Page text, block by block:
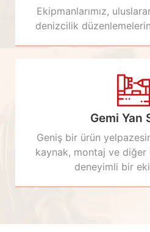
Ekipmanlarımız,
denizcilik
Gemi Yan
Geniş bir ürün
kaynak, montaj ve
deneyimli bir